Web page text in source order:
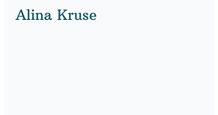
Alina Kruse